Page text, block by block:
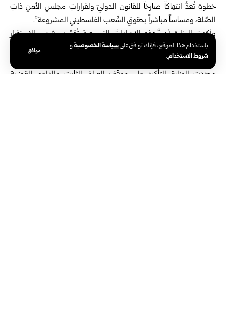
باستخدام هذا الموقع ، فإنك توافق علىسياسة الخصوصيةو
شروط الاستخدام.
موافق
خطوةٍ تُعَدُّ انتهاكاً صارخاً للقانون الدوليّ ولقراراتِ مجلسِ الأمنِ ذاتِ
الصِّلة، ومساساً مباشراً بحقوقِ الشَّعب الفلسطيني المشروعة”.
وأكدت الوزارة أن “هذه الإجراءاتَ التوسعية تُقوِّض فرص الاستقرار
وتُكرِّس واقعَ الاحتلال والاستيطان، بما يُهدِّد الأمن والاستقرار في
المنطقة بأسرها”.
وجددت الوزارة التأكيد على موقف العراق الثابت والداعم للقضية